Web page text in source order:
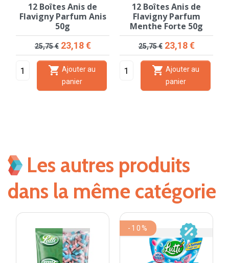
12 Boîtes Anis de
Flavigny Parfum Anis
50g
Prix de base
25,75 € Prix
23,18 €
 Ajouter au
panier
12 Boîtes Anis de
Flavigny Parfum
Menthe Forte 50g
Prix de base
25,75 € Prix
23,18 €
 Ajouter au
panier
Les autres produits
dans la même catégorie
-10%